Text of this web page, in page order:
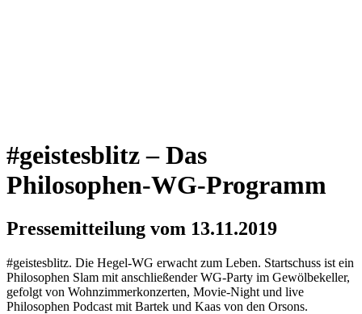
#geistesblitz – Das
Philosophen-WG-Programm
Pressemitteilung vom 13.11.2019
#geistesblitz. Die Hegel-WG erwacht zum Leben. Startschuss ist ein
Philosophen Slam mit anschließender WG-Party im Gewölbekeller,
gefolgt von Wohnzimmerkonzerten, Movie-Night und live
Philosophen Podcast mit Bartek und Kaas von den Orsons.